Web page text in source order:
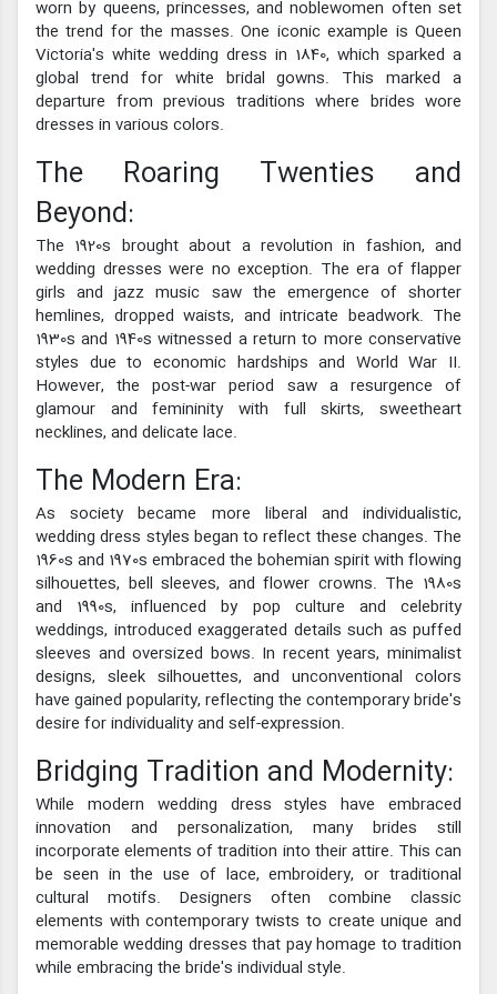
worn by queens, princesses, and noblewomen often set
the trend for the masses. One iconic example is Queen
Victoria's white wedding dress in 1840, which sparked a
global trend for white bridal gowns. This marked a
departure from previous traditions where brides wore
dresses in various colors.
The Roaring Twenties and
Beyond:
The 1920s brought about a revolution in fashion, and
wedding dresses were no exception. The era of flapper
girls and jazz music saw the emergence of shorter
hemlines, dropped waists, and intricate beadwork. The
1930s and 1940s witnessed a return to more conservative
styles due to economic hardships and World War II.
However, the post-war period saw a resurgence of
glamour and femininity with full skirts, sweetheart
necklines, and delicate lace.
The Modern Era:
As society became more liberal and individualistic,
wedding dress styles began to reflect these changes. The
1960s and 1970s embraced the bohemian spirit with flowing
silhouettes, bell sleeves, and flower crowns. The 1980s
and 1990s, influenced by pop culture and celebrity
weddings, introduced exaggerated details such as puffed
sleeves and oversized bows. In recent years, minimalist
designs, sleek silhouettes, and unconventional colors
have gained popularity, reflecting the contemporary bride's
desire for individuality and self-expression.
Bridging Tradition and Modernity:
While modern wedding dress styles have embraced
innovation and personalization, many brides still
incorporate elements of tradition into their attire. This can
be seen in the use of lace, embroidery, or traditional
cultural motifs. Designers often combine classic
elements with contemporary twists to create unique and
memorable wedding dresses that pay homage to tradition
while embracing the bride's individual style.